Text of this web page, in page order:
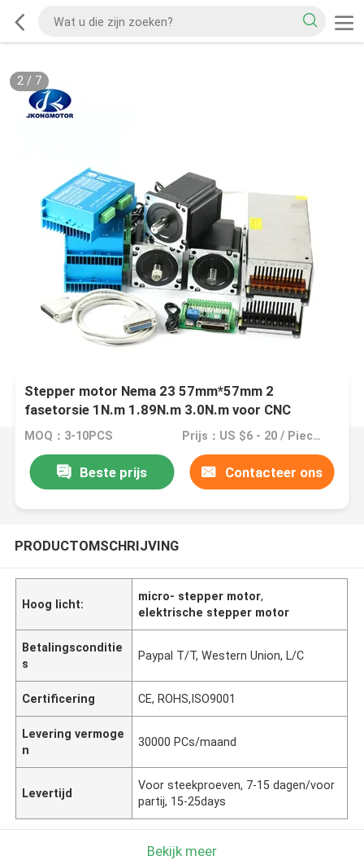
2/ 7
Stepper motor Nema 23 57mm*57mm 2
fasetorsie 1N.m 1.89N.m 3.0N.m voor CNC
machine
MOQ：3-10PCS Prijs：US $6 - 20 / Pieces
Beste prijs Contacteer ons
PRODUCTOMSCHRIJVING
Hoog licht:
micro- stepper motor,
elektrische stepper motor
Betalingsconditie
s
Paypal T/T, Western Union, L/C
Certificering CE, ROHS,ISO9001
Levering vermoge
n
30000 PCs/maand
Levertijd
Voor steekproeven, 7-15 dagen/voor
partij, 15-25days
Bekijk meer